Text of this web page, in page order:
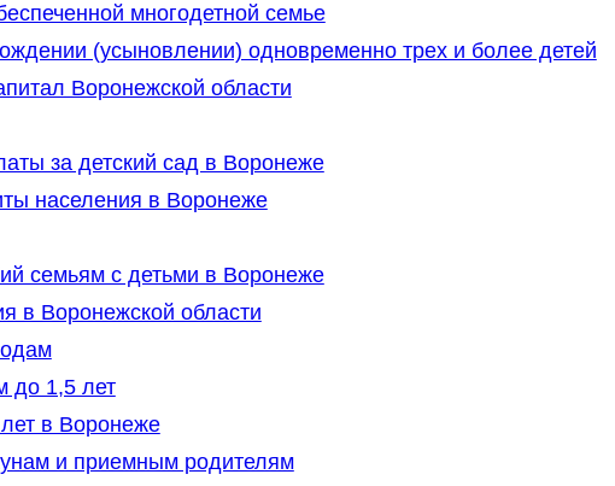
многодетной семье
(усыновлении) одновременно трех и более детей
Воронежской области
за детский сад в Воронеже
населения в Воронеже
семьям с детьми в Воронеже
в Воронежской области
до 1,5 лет
в Воронеже
и приемным родителям